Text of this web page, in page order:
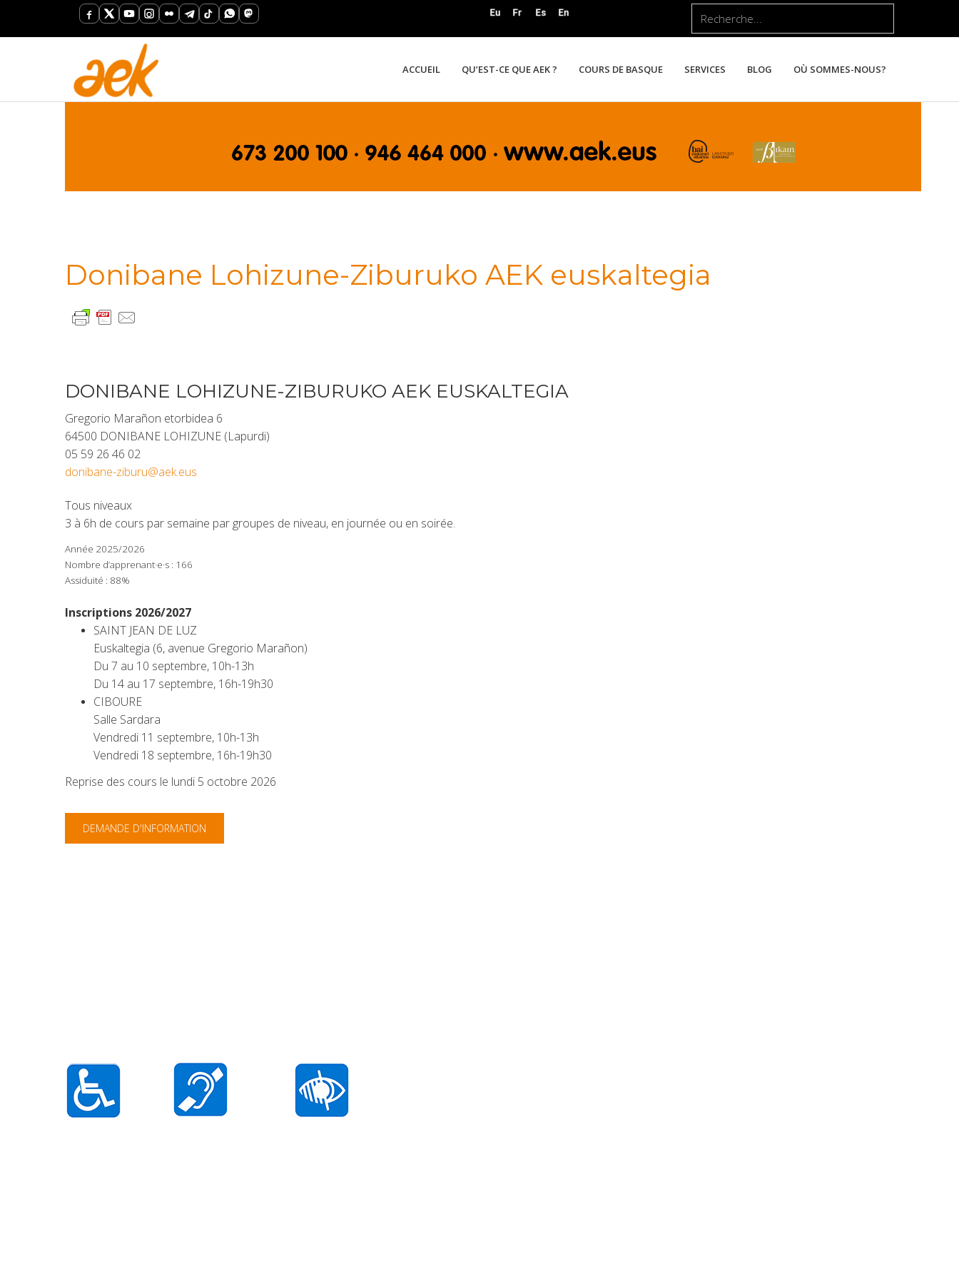
ACCUEIL QU’EST-CE QUE AEK ? COURS DE BASQUE SERVICES BLOG OÙ SOMMES-NOUS?
Donibane Lohizune-Ziburuko AEK euskaltegia
DONIBANE LOHIZUNE-ZIBURUKO AEK EUSKALTEGIA
Gregorio Marañon etorbidea 6
64500 DONIBANE LOHIZUNE (Lapurdi)
05 59 26 46 02
donibane-ziburu@aek.eus
Tous niveaux
3 à 6h de cours par semaine par groupes de niveau, en journée ou en soirée.
Année 2025/2026
Nombre d’apprenant·e·s : 166
Assiduité : 88%
Inscriptions 2026/2027
SAINT JEAN DE LUZ
Euskaltegia (6, avenue Gregorio Marañon)
Du 7 au 10 septembre, 10h-13h
Du 14 au 17 septembre, 16h-19h30
CIBOURE
Salle Sardara
Vendredi 11 septembre, 10h-13h
Vendredi 18 septembre, 16h-19h30
Reprise des cours le lundi 5 octobre 2026
DEMANDE D'INFORMATION